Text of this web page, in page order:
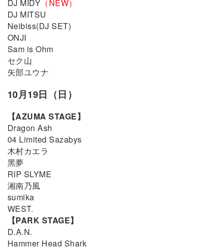
DJ MIDY （NEW）
DJ MITSU
Neibiss(DJ SET)
ONJI
Sam is Ohm
セク山
矢部ユウナ
10月19日（日）
【AZUMA STAGE】
Dragon Ash
04 Limited Sazabys
木村カエラ
⿊夢
RIP SLYME
湘南乃風
sumika
WEST.
【PARK STAGE】
D.A.N.
Hammer Head Shark